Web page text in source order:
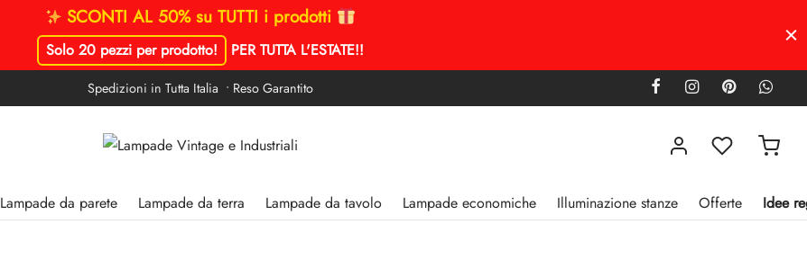
SCONTI AL 50% su TUTTI i prodotti
Solo 20 pezzi per prodotto! PER TUTTA L'ESTATE!!
Spedizioni in Tutta Italia • Reso Garantito
Lampade da parete Lampade da terra Lampade da tavolo Lampade economiche Illuminazione stanze Offerte Idee